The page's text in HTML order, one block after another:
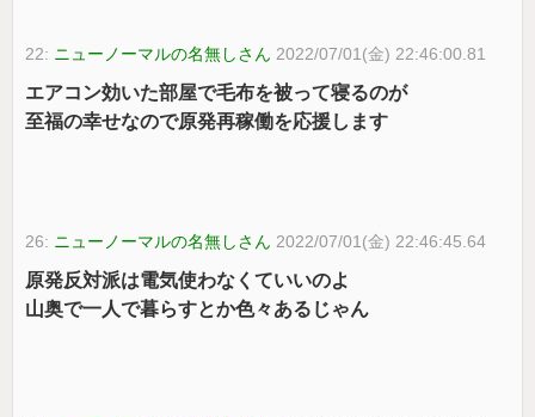
22: ニューノーマルの名無しさん 2022/07/01(金) 22:46:00.81
エアコン効いた部屋で毛布を被って寝るのが
至福の幸せなので原発再稼働を応援します
26: ニューノーマルの名無しさん 2022/07/01(金) 22:46:45.64
原発反対派は電気使わなくていいのよ
山奥で一人で暮らすとか色々あるじゃん